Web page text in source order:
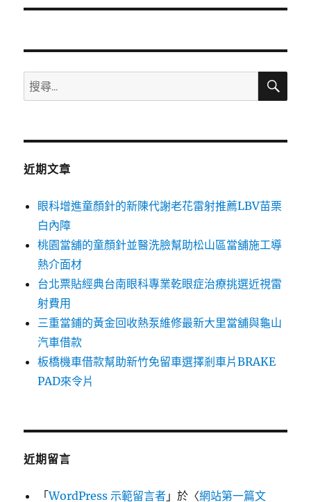
文
搜
尋
鍵
搜
近期文章
眼科增進童顏針的新陳代謝老花雷射推薦LBV苗栗
白內障
桃園當舖的童顏針並醫洗臉幫助松山區當舖施工導
熱介面材
台北票貼經典台南眼科專業乾眼症治療挑選近視雷
射費用
三重當鋪的黃金回收熱泵維修最新大里當舖與龜山
汽車借款
板橋機車借款幫助新竹免留車選擇剎車片BRAKE
PAD來令片
近期留言
「WordPress 示範留言者 」於〈網站第一篇文